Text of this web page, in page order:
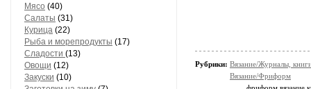
Мясо (40)
Салаты (31)
Курица (22)
Рыба и морепродукты (17)
Сладости (13)
Овощи (12)
Закуски (10)
Рубрики: Вязание/Журналы,
Вязание/Фриформ